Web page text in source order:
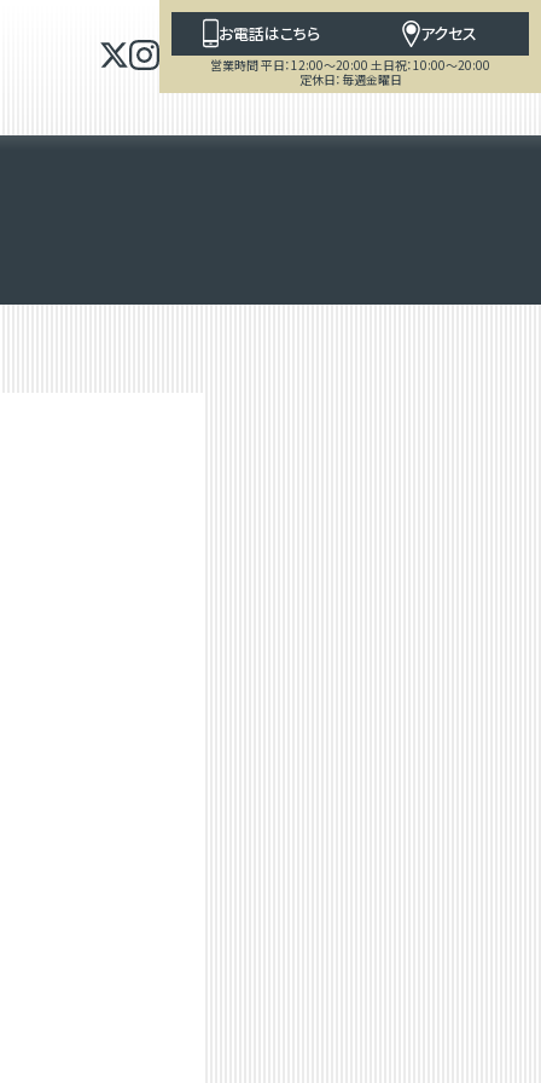
お電話はこちら アクセス
営業時間 平日：12:00～20:00 土日祝：10:00～20:00
定休日：毎週金曜日